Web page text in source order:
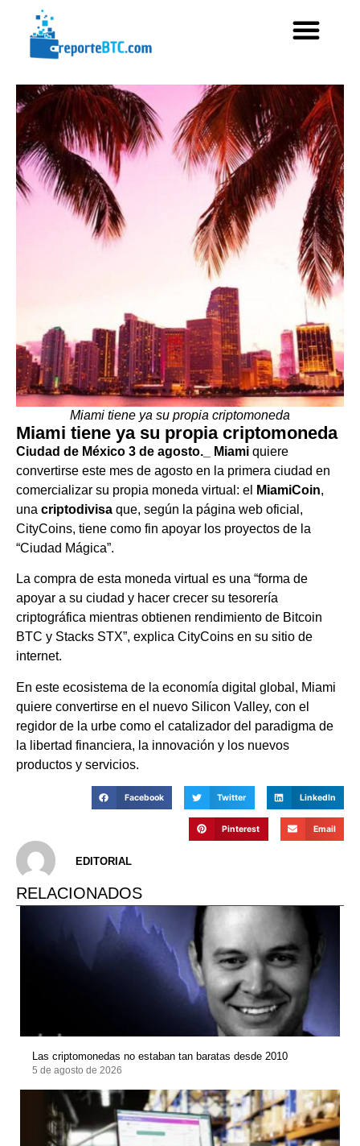
Miami tiene ya su propia criptomoneda
Miami tiene ya su propia criptomoneda
Ciudad de México 3 de agosto._ Miami quiere
convertirse este mes de agosto en la primera ciudad en
comercializar su propia moneda virtual: el
MiamiCoin,
una criptodivisa que, según la página web oficial,
CityCoins, tiene como fin apoyar los proyectos de la
“Ciudad Mágica”.
La compra de esta moneda virtual es una “forma de
apoyar a su ciudad y hacer crecer su tesorería
criptográfica mientras obtienen rendimiento de Bitcoin
BTC y Stacks STX”, explica CityCoins en su sitio de
internet.
En este ecosistema de la economía digital global, Miami
quiere convertirse en el nuevo Silicon Valley, con el
regidor de la urbe como el catalizador del paradigma de
la libertad financiera, la innovación y los nuevos
productos y servicios.
Facebook Twitter LinkedIn
Pinterest Email
EDITORIAL
RELACIONADOS
Las criptomonedas no estaban tan baratas desde 2010
5 de agosto de 2026